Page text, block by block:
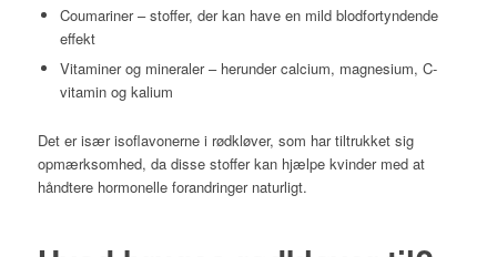
Coumariner – stoffer, der kan have en mild blodfortyndende
effekt
Vitaminer og mineraler – herunder calcium, magnesium, C-
vitamin og kalium
Det er især isoflavonerne i rødkløver, som har tiltrukket sig
opmærksomhed, da disse stoffer kan hjælpe kvinder med at
håndtere hormonelle forandringer naturligt.